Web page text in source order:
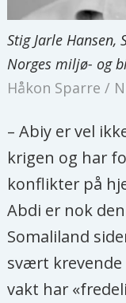
Stig Jarle
Norges miljø- og
Håkon Sparre /
– Abiy er vel
krigen og har
konflikter på
Abdi er nok
Somaliland
svært
vakt har